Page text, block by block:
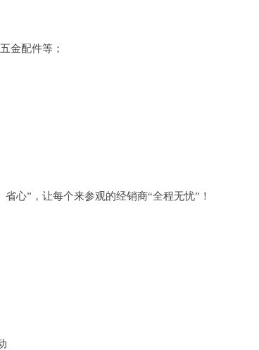
金配件等；
心”，让每个来参观的经销商“全程无忧”！